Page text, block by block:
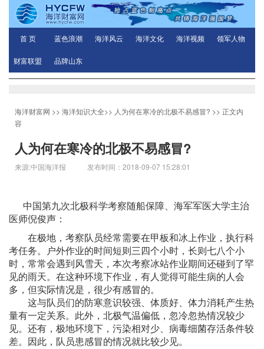
首 页 蓝色浪潮 海洋风云 海洋文化 海洋视频 领军人物
财富联盟 品牌山东
海洋财富网 >> 海洋知识大全>> 人为何在寒冷的北极不易感冒? >> 正文内
容
人为何在寒冷的北极不易感冒?
来源:中国海洋报 发布时间：2018-09-07 15:28:01
中国第九次北极科学考察随船保障、海军军医大学主治
医师倪俊声：
在极地，考察队员经常需要在甲板和冰上作业，执行科
考任务。户外作业的时间短则三四个小时，长则七八个小
时，常常会遇到风雪天，本次考察冰站作业期间还碰到了罕
见的雨天。在这种环境下作业，有人觉得可能生病的人会
多，但实际情况是，很少有感冒的。
这与队员们的防寒意识较强、体质好、体力消耗产生热
量有一定关系。此外，北极气温偏低，忽冷忽热情况较少
见。还有，极地环境下，污染相对少、病毒细菌存活条件较
差。因此，队员患感冒的情况就比较少见。